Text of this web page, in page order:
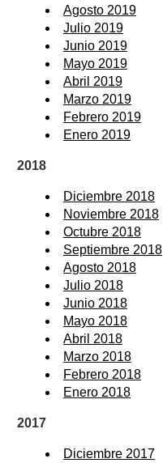
Agosto 2019
Julio 2019
Junio 2019
Mayo 2019
Abril 2019
Marzo 2019
Febrero 2019
Enero 2019
2018
Diciembre 2018
Noviembre 2018
Octubre 2018
Septiembre 2018
Agosto 2018
Julio 2018
Junio 2018
Mayo 2018
Abril 2018
Marzo 2018
Febrero 2018
Enero 2018
2017
Diciembre 2017